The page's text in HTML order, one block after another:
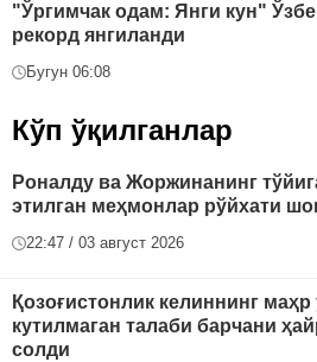
"Ўргимчак одам: Янги кун"
рекорд янгиланди
Бугун 06:08
Кўп ўқилганлар
Роналду ва Жоржинанинг
этилган меҳмонлар рўйхати
22:47 / 03 август 2026
Қозоғистонлик келиннинг маҳр
кутилмаган талаби барчани
солди